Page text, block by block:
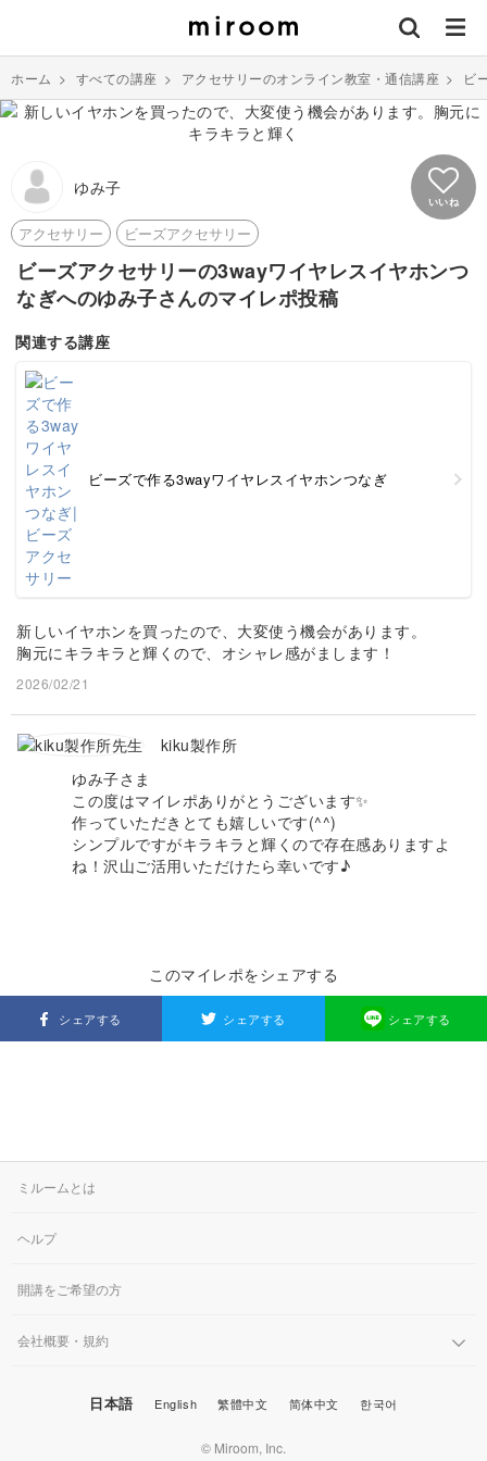
ホーム > すべての講座 > アクセサリーのオンライン教室・通信講座 > ビ
ゆみ子
いいね
アクセサリー ビーズアクセサリー
ビーズアクセサリーの3wayワイヤレスイヤホンつ
なぎへのゆみ子さんのマイレポ投稿
関連する講座
ビーズで作る3wayワイヤレスイヤホンつなぎ
新しいイヤホンを買ったので、大変使う機会があります。
胸元にキラキラと輝くので、オシャレ感がまします！
2026/02/21
kiku製作所
ゆみ子さま
この度はマイレポありがとうございます✨
作っていただきとても嬉しいです(^^)
シンプルですがキラキラと輝くので存在感ありますよ
ね！沢山ご活用いただけたら幸いです♪
このマイレポをシェアする
シェアする シェアする シェアする
ミルームとは
ヘルプ
開講をご希望の方
会社概要・規約
日本語 English 繁體中文 简体中文 한국어
© Miroom, Inc.